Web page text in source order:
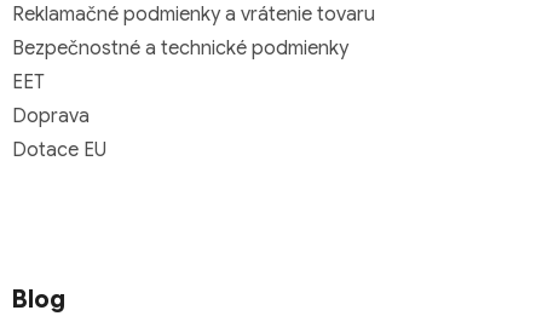
Reklamačné podmienky a vrátenie tovaru
Bezpečnostné a technické podmienky
EET
Doprava
Dotace EU
Blog